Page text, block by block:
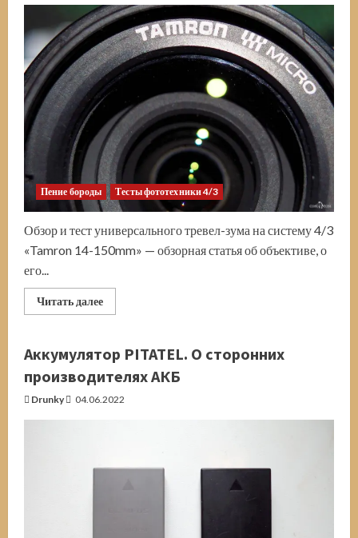
Пение бороды Тесты фототехники 4/3
Обзор и тест универсального тревел-зума на систему 4/3
«Tamron 14-150mm» — обзорная статья об объективе, о
его...
Читать далееПрочитать
больше
150mm
Аккумулятор PITATEL. О сторонних
производителях АКБ
Drunky 04.06.2022